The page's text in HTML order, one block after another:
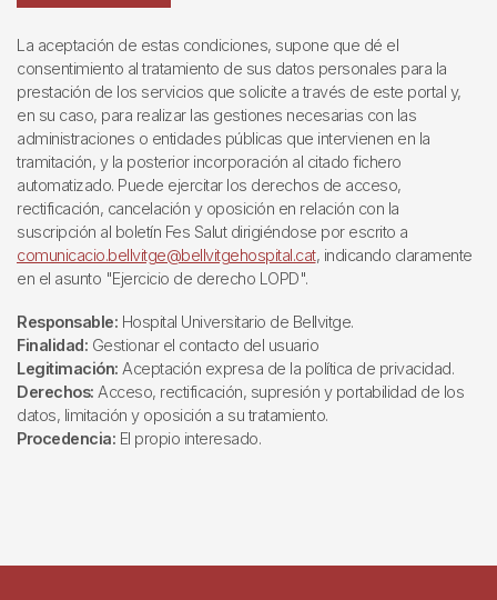
La aceptación de estas condiciones, supone que dé el
consentimiento al tratamiento de sus datos personales para la
prestación de los servicios que solicite a través de este portal y,
en su caso, para realizar las gestiones necesarias con las
administraciones o entidades públicas que intervienen en la
tramitación, y la posterior incorporación al citado fichero
automatizado. Puede ejercitar los derechos de acceso,
rectificación, cancelación y oposición en relación con la
suscripción al boletín Fes Salut dirigiéndose por escrito a
comunicacio.bellvitge@bellvitgehospital.cat, indicando claramente
en el asunto "Ejercicio de derecho LOPD".
Responsable: Hospital Universitario de Bellvitge.
Finalidad: Gestionar el contacto del usuario
Legitimación: Aceptación expresa de la política de privacidad.
Derechos: Acceso, rectificación, supresión y portabilidad de los
datos, limitación y oposición a su tratamiento.
Procedencia: El propio interesado.